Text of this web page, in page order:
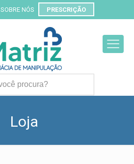
SOBRE NÓS PRESCRIÇÃO
Loja